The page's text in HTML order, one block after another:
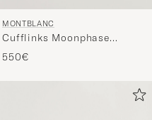
MONTBLANC
Cufflinks Moonphase
Movement
550€